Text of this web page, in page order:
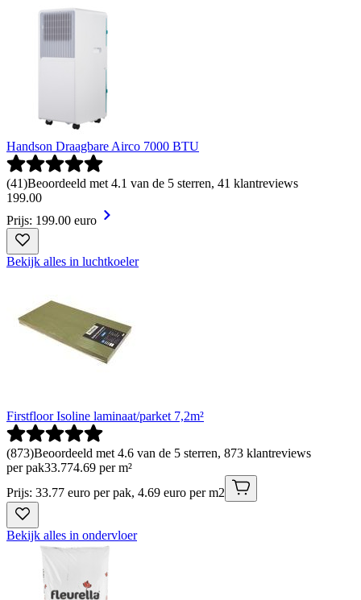
Handson Draagbare Airco 7000 BTU
(41)Beoordeeld met 4.1 van de 5 sterren, 41 klantreviews
199.00
Prijs: 199.00 euro
Bekijk alles in luchtkoeler
Firstfloor Isoline laminaat/parket 7,2m²
(873)Beoordeeld met 4.6 van de 5 sterren, 873 klantreviews
per pak33.774.69 per m²
Prijs: 33.77 euro per pak, 4.69 euro per m2
Bekijk alles in ondervloer